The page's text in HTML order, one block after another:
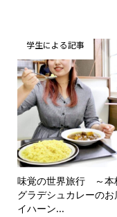
学生による記事
味覚の世界旅行 ～本
グラデシュカレーの
イハーン...